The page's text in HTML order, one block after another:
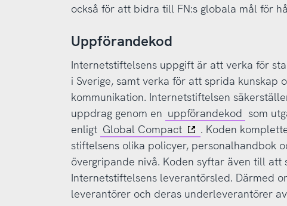
också för att bidra till FN:s globala mål för
Uppförandekod
Internetstiftelsens uppgift är att verka för
i Sverige, samt verka för att sprida kunskap
kommunikation. Internetstiftelsen
uppdrag genom en uppförandekod som
enligt Global Compact
. Koden
stiftelsens olika policyer, personalhandbok
övergripande nivå. Koden syftar även till
Internetstiftelsens leverantörsled. Därmed
leverantörer och deras underleverantörer